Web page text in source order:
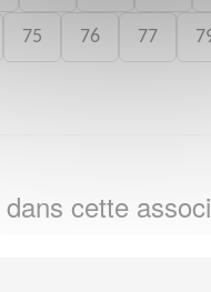
75 76 77
dans cette